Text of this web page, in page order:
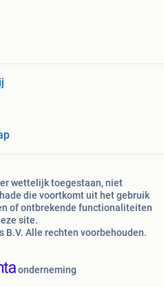
wettelijk toegestaan, niet
die voortkomt uit het gebruik
of ontbrekende functionaliteiten
site.
Alle rechten voorbehouden.
onderneming